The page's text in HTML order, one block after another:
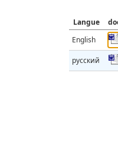
Langue
English
русский